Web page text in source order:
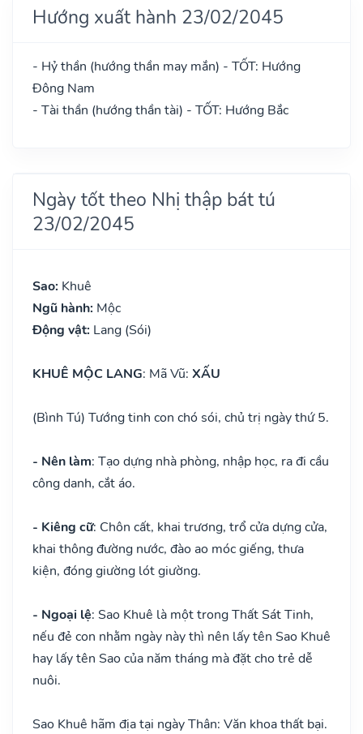
Hướng xuất hành 23/02/2045
- Hỷ thần (hướng thần may mắn) - TỐT: Hướng
Đông Nam
- Tài thần (hướng thần tài) - TỐT: Hướng Bắc
Ngày tốt theo Nhị thập bát tú
23/02/2045
Sao: Khuê
Ngũ hành: Mộc
Động vật: Lang (Sói)
KHUÊ MỘC LANG: Mã Vũ: XẤU
(Bình Tú) Tướng tinh con chó sói, chủ trị ngày thứ 5.
- Nên làm: Tạo dựng nhà phòng, nhập học, ra đi cầu
công danh, cắt áo.
- Kiêng cữ: Chôn cất, khai trương, trổ cửa dựng cửa,
khai thông đường nước, đào ao móc giếng, thưa
kiện, đóng giường lót giường.
- Ngoại lệ: Sao Khuê là một trong Thất Sát Tinh,
nếu đẻ con nhằm ngày này thì nên lấy tên Sao Khuê
hay lấy tên Sao của năm tháng mà đặt cho trẻ dễ
nuôi.
Sao Khuê hãm địa tại ngày Thân: Văn khoa thất bại.